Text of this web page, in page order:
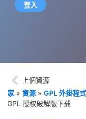
登入
上個資源
家 » 資源 » GPL 外掛程
GPL 授权破解版下载